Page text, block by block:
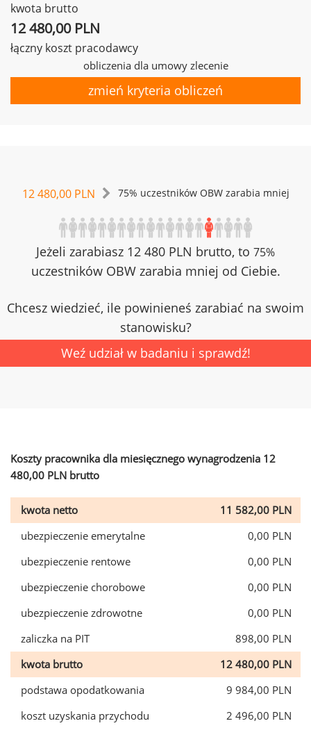
kwota brutto
12 480,00 PLN
łączny koszt pracodawcy
obliczenia dla umowy zlecenie
zmień kryteria obliczeń
12 480,00 PLN 75% uczestników OBW zarabia mniej
Jeżeli zarabiasz 12 480 PLN brutto, to 75%
uczestników OBW zarabia mniej od Ciebie.
Chcesz wiedzieć, ile powinieneś zarabiać na swoim
stanowisku?
Weź udział w badaniu i sprawdź!
Koszty pracownika dla miesięcznego wynagrodzenia 12
480,00 PLN brutto
kwota netto
11 582,00 PLN
ubezpieczenie emerytalne
0,00 PLN
ubezpieczenie rentowe
0,00 PLN
ubezpieczenie chorobowe
0,00 PLN
ubezpieczenie zdrowotne
0,00 PLN
zaliczka na PIT
898,00 PLN
kwota brutto
12 480,00 PLN
podstawa opodatkowania
9 984,00 PLN
koszt uzyskania przychodu
2 496,00 PLN